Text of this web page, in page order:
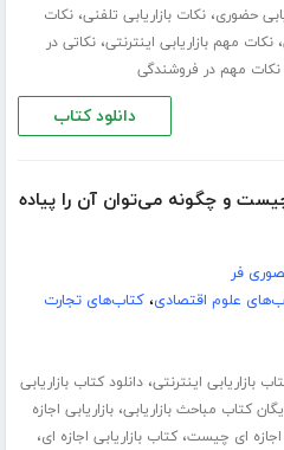
حضوری،نکات بازاریابی تلفنی،نکات
،نکات مهم بازاریابی اینترنتی،نکاتی در
نکات مهم در فروشندگی
دانلود کتاب
چیست و چگونه می‌توان آن را پیاده
فر
علوم اقتصادی،کتاب‌های تجارت
بازاریابی اینترنتی،دانلود کتاب بازاریابی
کتاب مباحث بازاریابی،بازاریابی اجازه
اجازه ای چیست،کتاب بازاریابی اجازه ای،